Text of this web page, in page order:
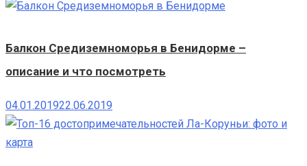
Балкон Средиземноморья в Бенидорме –
описание и что посмотреть
04.01.201922.06.2019